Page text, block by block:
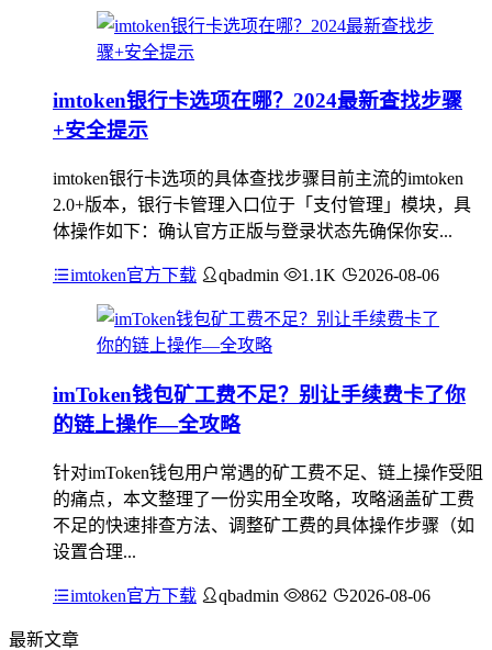
imtoken银行卡选项在哪？2024最新查找步骤
+安全提示
imtoken银行卡选项的具体查找步骤目前主流的imtoken
2.0+版本，银行卡管理入口位于「支付管理」模块，具
体操作如下：确认官方正版与登录状态先确保你安...
imtoken官方下载 qbadmin 1.1K 2026-08-06
imToken钱包矿工费不足？别让手续费卡了你
的链上操作—全攻略
针对imToken钱包用户常遇的矿工费不足、链上操作受阻
的痛点，本文整理了一份实用全攻略，攻略涵盖矿工费
不足的快速排查方法、调整矿工费的具体操作步骤（如
设置合理...
imtoken官方下载 qbadmin 862 2026-08-06
最新文章